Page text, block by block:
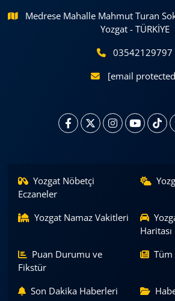
Medrese Mahalle Mahmut Turan
Yozgat - TÜRKİYE
03542129797
[email
Yozgat Nöbetçi
Eczaneler
Yozgat Namaz Vakitleri
Haritası
Puan Durumu ve
Fikstür
Tüm
Son Dakika Haberleri